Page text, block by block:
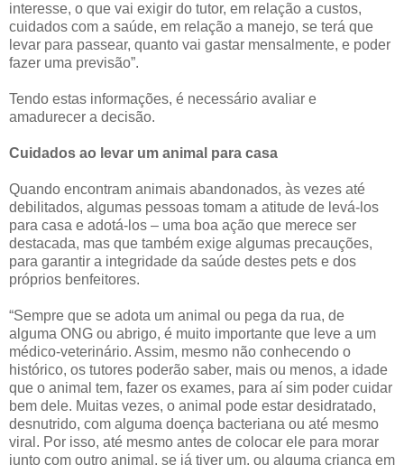
interesse, o que vai exigir do tutor, em relação a custos,
cuidados com a saúde, em relação a manejo, se terá que
levar para passear, quanto vai gastar mensalmente, e poder
fazer uma previsão”.
Tendo estas informações, é necessário avaliar e
amadurecer a decisão.
Cuidados ao levar um animal para casa
Quando encontram animais abandonados, às vezes até
debilitados, algumas pessoas tomam a atitude de levá-los
para casa e adotá-los – uma boa ação que merece ser
destacada, mas que também exige algumas precauções,
para garantir a integridade da saúde destes pets e dos
próprios benfeitores.
“Sempre que se adota um animal ou pega da rua, de
alguma ONG ou abrigo, é muito importante que leve a um
médico-veterinário. Assim, mesmo não conhecendo o
histórico, os tutores poderão saber, mais ou menos, a idade
que o animal tem, fazer os exames, para aí sim poder cuidar
bem dele. Muitas vezes, o animal pode estar desidratado,
desnutrido, com alguma doença bacteriana ou até mesmo
viral. Por isso, até mesmo antes de colocar ele para morar
junto com outro animal, se já tiver um, ou alguma criança em